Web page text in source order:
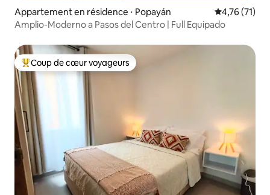
Appartement en résidence ⋅ Popayán Évaluation
4,76 (71)
Amplio-Moderno a Pasos del Centro | Full Equipado
Coups de cœur voyageurs les plus appréciés
Coup de cœur voyageurs